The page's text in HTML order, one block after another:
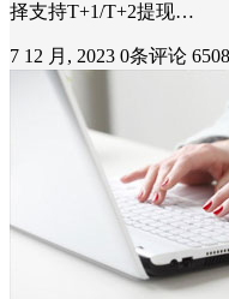
择支持T+1/T+2提现…
7 12 月, 2023 0条评论